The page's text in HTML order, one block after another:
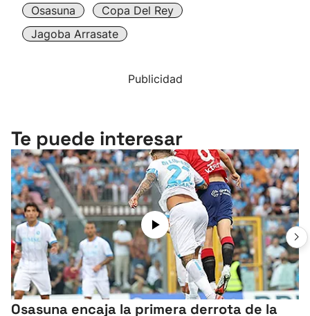
Osasuna
Copa Del Rey
Jagoba Arrasate
Publicidad
Te puede interesar
Osasuna encaja la primera derrota de la